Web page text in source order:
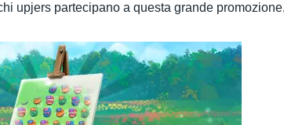
upjers partecipano a questa grande